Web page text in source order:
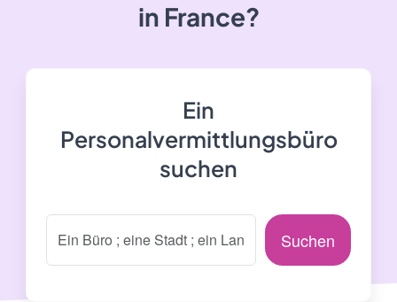
in France?
Ein
Personalvermittlungsbüro
suchen
Suchen